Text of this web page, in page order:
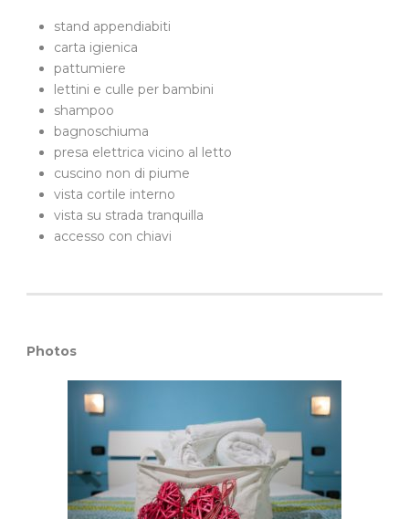
stand appendiabiti
carta igienica
pattumiere
lettini e culle per bambini
shampoo
bagnoschiuma
presa elettrica vicino al letto
cuscino non di piume
vista cortile interno
vista su strada tranquilla
accesso con chiavi
Photos